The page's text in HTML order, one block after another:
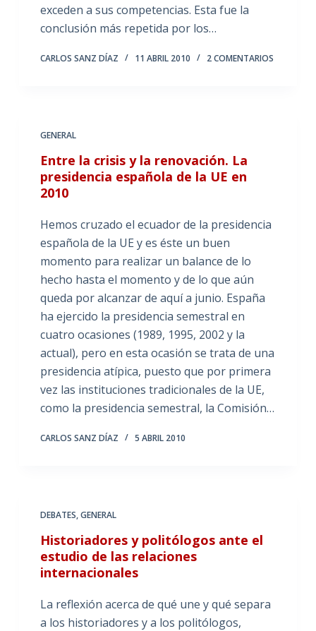
exceden a sus competencias. Esta fue la
conclusión más repetida por los…
CARLOS SANZ DÍAZ 11 ABRIL 2010 2 COMENTARIOS
GENERAL
Entre la crisis y la renovación. La
presidencia española de la UE en
2010
Hemos cruzado el ecuador de la presidencia
española de la UE y es éste un buen
momento para realizar un balance de lo
hecho hasta el momento y de lo que aún
queda por alcanzar de aquí a junio. España
ha ejercido la presidencia semestral en
cuatro ocasiones (1989, 1995, 2002 y la
actual), pero en esta ocasión se trata de una
presidencia atípica, puesto que por primera
vez las instituciones tradicionales de la UE,
como la presidencia semestral, la Comisión…
CARLOS SANZ DÍAZ 5 ABRIL 2010
DEBATES,GENERAL
Historiadores y politólogos ante el
estudio de las relaciones
internacionales
La reflexión acerca de qué une y qué separa
a los historiadores y a los politólogos,